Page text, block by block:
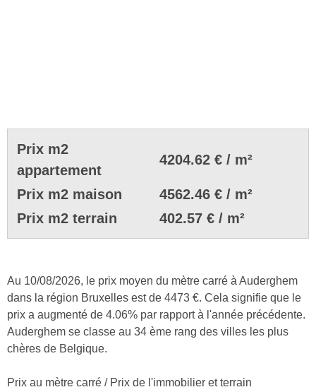
Prix m2
appartement
4204.62 € / m²
Prix m2 maison
4562.46 € / m²
Prix m2 terrain
402.57 € / m²
Au 10/08/2026, le prix moyen du mètre carré à Auderghem
dans la région Bruxelles est de 4473 €. Cela signifie que le
prix a augmenté de 4.06% par rapport à l'année précédente.
Auderghem se classe au 34 ème rang des villes les plus
chères de Belgique.
Prix au mètre carré / Prix de l'immobilier et terrain